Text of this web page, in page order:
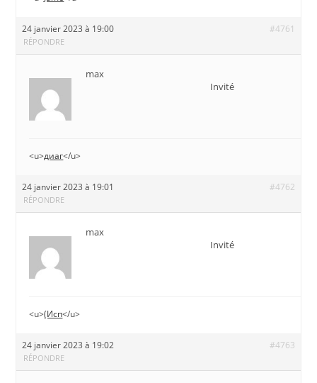
24 janvier 2023 à 19:00 #4761
RÉPONDRE
max
Invité
<u>диаг</u>
24 janvier 2023 à 19:01 #4762
RÉPONDRE
max
Invité
<u>(Исп</u>
24 janvier 2023 à 19:02 #4763
RÉPONDRE